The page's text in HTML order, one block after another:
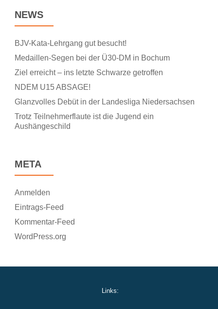
NEWS
BJV-Kata-Lehrgang gut besucht!
Medaillen-Segen bei der Ü30-DM in Bochum
Ziel erreicht – ins letzte Schwarze getroffen
NDEM U15 ABSAGE!
Glanzvolles Debüt in der Landesliga Niedersachsen
Trotz Teilnehmerflaute ist die Jugend ein
Aushängeschild
META
Anmelden
Eintrags-Feed
Kommentar-Feed
WordPress.org
Links: